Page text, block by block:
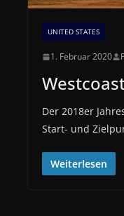
UNITED STATES
1. Februar 2020
Der 2018er
Start- und
Weiterlesen